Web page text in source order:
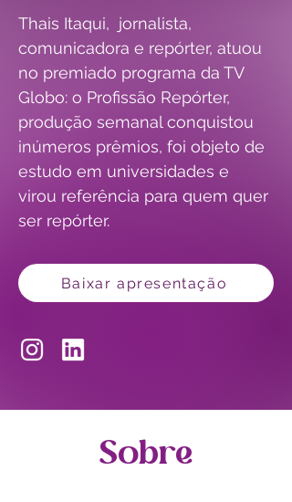
Thais Itaqui,  jornalista,
comunicadora e repórter, atuou
no premiado programa da TV
Globo: o Profissão Repórter,
produção semanal conquistou
inúmeros prêmios, foi objeto de
estudo em universidades e
virou referência para quem quer
ser repórter.
Baixar apresentação
Sobre